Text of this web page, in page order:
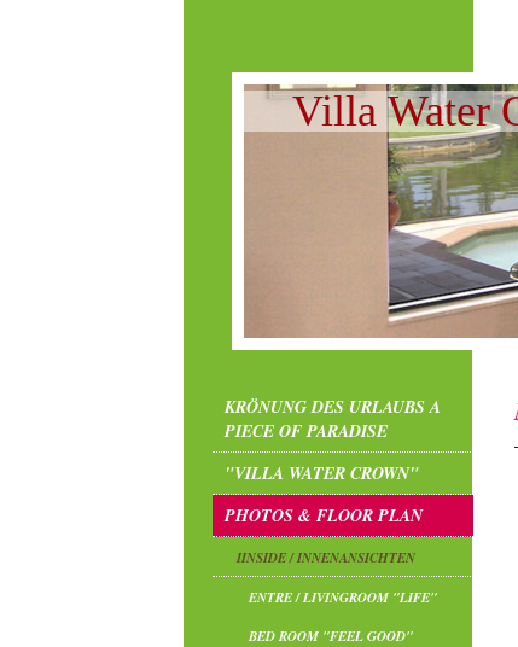
Villa Water
KRÖNUNG DES URLAUBS A
PIECE OF PARADISE
"VILLA WATER CROWN"
PHOTOS & FLOOR PLAN
IINSIDE / INNENANSICHTEN
ENTRE / LIVINGROOM "LIFE"
BED ROOM "FEEL GOOD"